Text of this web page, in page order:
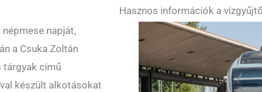
napját,
a Csuka Zoltán
tárgyak című
készült alkotásokat
Hasznos információk a